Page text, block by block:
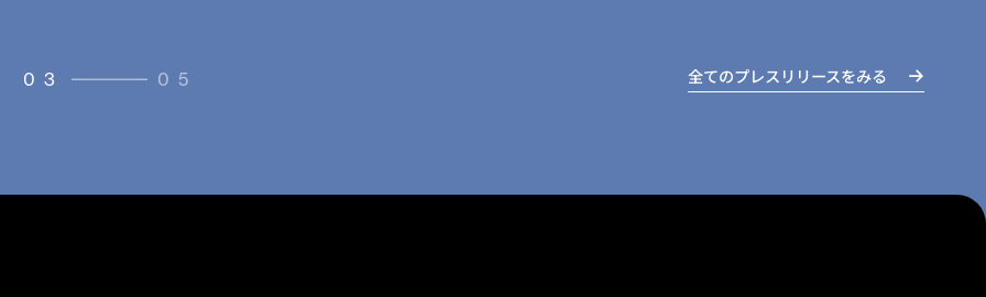
03 05 全てのプレスリリースをみる